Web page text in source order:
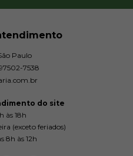
Paulo
97502-7538
do site
às 18h
(exceto feriados)
8h às 12h